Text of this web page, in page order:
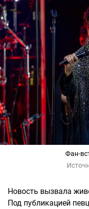
Фан-
Новость вызвала
Под публикацией